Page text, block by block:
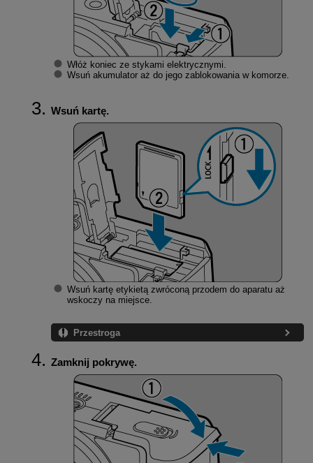
Włóż koniec ze stykami elektrycznymi.
Wsuń akumulator aż do jego zablokowania w komorze.
Wsuń kartę.
Wsuń kartę etykietą zwróconą przodem do aparatu aż
wskoczy na miejsce.
Przestroga
Zamknij pokrywę.